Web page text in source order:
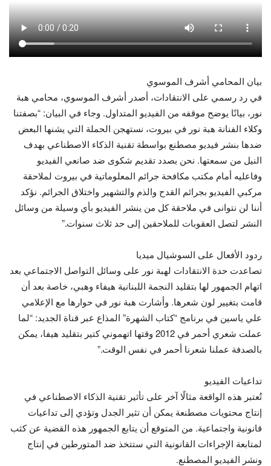
بيان المحامي أشرف الموسوي
في رد رسمي على الانتقادات، أصدر أشرف الموسوي، محامي هبة
نور، بيانًا يوضح موقفه من الفيديو المتداول. وجاء في البيان: “بصفتنا
وكلاء الفنانة هبة نور في بيروت، نستهجن الحملة التي يشنها البعض
ضدها بنشر فيديو مصطنع بواسطة تقنية الذكاء الاصطناعي بهدف
النيل من سمعتها. نحن بصدد تقديم شكوى ضد صانعي الفيديو
وفاعليه أمام مكتب مكافحة جرائم المعلوماتية في بيروت لملاحقة
مركبي الفيديو بجرائم القدح والذم والتشهير واختلاق الجرائم. نؤكد
أننا لن نتوانى في ملاحقة كل من ينشر الفيديو بأي وسيلة من وسائل
النشر لتصل العقوبات للملاحقين إلى حد ثلاث سنوات.”
ردود الأفعال على السوشيال ميديا
تصاعدت حدة الانتقادات لهبة نور على وسائل التواصل الاجتماعي بعد
اتهام الجمهور لها بتقليد النجمة اللبنانية هيفاء وهبي، خاصة بعد أن
قامت بتغيير لون شعرها. وأشارت هبة نور في حوارها مع الإعلامي
علي ياسين في برنامج “كتاب الشهرة” المذاع عبر قناة الجديد: “لما
عملت شعري أحمر في 2012 وقتها اتهموني كتير بتقليد هيفا، يمكن
بالصدفة عملنا شعرنا أحمر في نفس الوقت.”
تداعيات الفيديو
تُعتبر هذه الواقعة مثالًا آخر على تأثير تقنية الذكاء الاصطناعي في
إنتاج محتويات مصطنعة يمكن أن تثير الجدل وتؤدي إلى تداعيات
قانونية واجتماعية. من المتوقع أن يتابع الجمهور هذه القضية عن كثب
لمتابعة الإجراءات القانونية التي ستتخذ ضد المتورطين في إنتاج
ونشر الفيديو المصطنع.